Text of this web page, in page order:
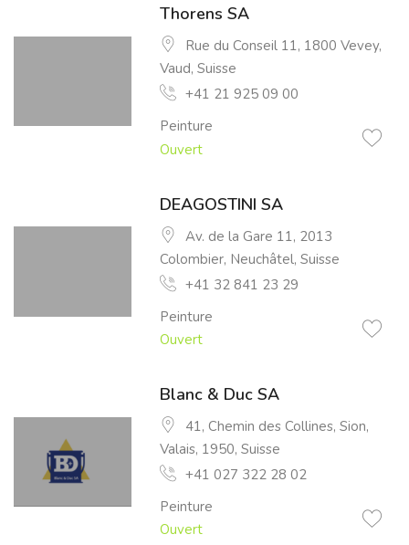
Thorens SA
Rue du Conseil 11, 1800 Vevey,
Vaud, Suisse
+41 21 925 09 00
Peinture
Ouvert
DEAGOSTINI SA
Av. de la Gare 11, 2013
Colombier, Neuchâtel, Suisse
+41 32 841 23 29
Peinture
Ouvert
Blanc & Duc SA
41, Chemin des Collines, Sion,
Valais, 1950, Suisse
+41 027 322 28 02
Peinture
Ouvert